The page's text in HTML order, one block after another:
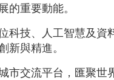
的重要動能。
科技、人工智慧及資
新與精進。
市交流平台，匯聚世